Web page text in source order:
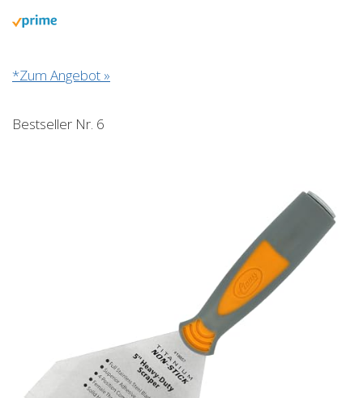
*Zum Angebot »
Bestseller Nr. 6